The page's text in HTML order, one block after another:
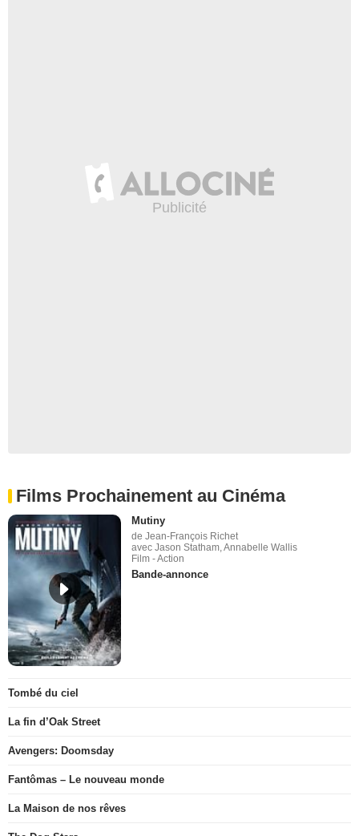
Films Prochainement au Cinéma
Mutiny
de Jean-François Richet
avec Jason Statham, Annabelle Wallis
Film - Action
Bande-annonce
Tombé du ciel
La fin d’Oak Street
Avengers: Doomsday
Fantômas – Le nouveau monde
La Maison de nos rêves